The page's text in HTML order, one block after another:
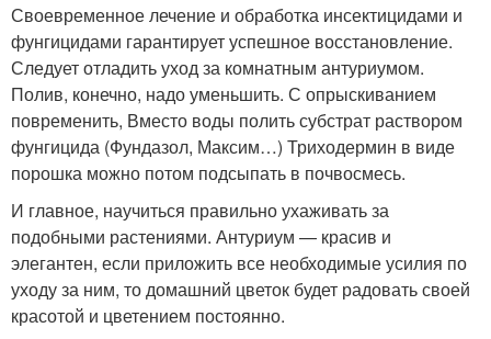
Своевременное лечение и обработка инсектицидами и
фунгицидами гарантирует успешное восстановление.
Следует отладить уход за комнатным антуриумом.
Полив, конечно, надо уменьшить. С опрыскиванием
повременить, Вместо воды полить субстрат раствором
фунгицида (Фундазол, Максим…) Триходермин в виде
порошка можно потом подсыпать в почвосмесь.
И главное, научиться правильно ухаживать за
подобными растениями. Антуриум — красив и
элегантен, если приложить все необходимые усилия по
уходу за ним, то домашний цветок будет радовать своей
красотой и цветением постоянно.